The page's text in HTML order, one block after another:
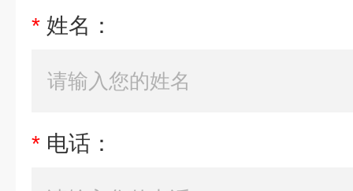
* 姓名：
* 电话：